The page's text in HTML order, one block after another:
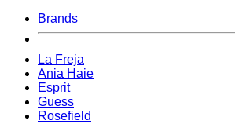
Brands
La Freja
Ania Haie
Esprit
Guess
Rosefield